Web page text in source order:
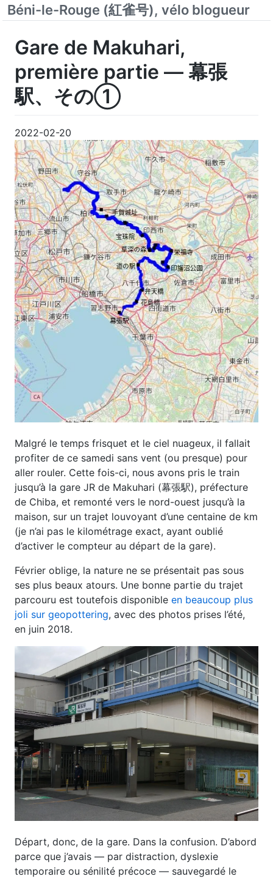
Béni-le-Rouge (紅雀号), vélo blogueur
Gare de Makuhari,
première partie — 幕張
駅、その①
2022-02-20
Malgré le temps frisquet et le ciel nuageux, il fallait
profiter de ce samedi sans vent (ou presque) pour
aller rouler. Cette fois-ci, nous avons pris le train
jusqu’à la gare JR de Makuhari (幕張駅), préfecture
de Chiba, et remonté vers le nord-ouest jusqu’à la
maison, sur un trajet louvoyant d’une centaine de km
(je n’ai pas le kilométrage exact, ayant oublié
d’activer le compteur au départ de la gare).
Février oblige, la nature ne se présentait pas sous
ses plus beaux atours. Une bonne partie du trajet
parcouru est toutefois disponible en beaucoup plus
joli sur geopottering, avec des photos prises l’été,
en juin 2018.
Départ, donc, de la gare. Dans la confusion. D’abord
parce que j’avais — par distraction, dyslexie
temporaire ou sénilité précoce — sauvegardé le